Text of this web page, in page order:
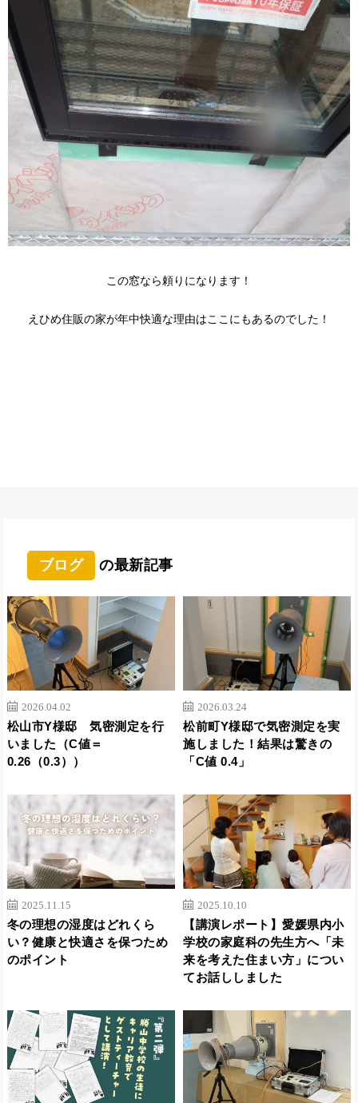
この窓なら頼りになります！
えひめ住販の家が年中快適な理由はここにもあるのでした！
ブログ の最新記事
2026.04.02
松山市Y様邸 気密測定を行
いました（C値＝
0.26（0.3））
2026.03.24
松前町Y様邸で気密測定を実
施しました！結果は驚きの
「C値 0.4」
2025.11.15
冬の理想の湿度はどれくら
い？健康と快適さを保つため
のポイント
2025.10.10
【講演レポート】愛媛県内小
学校の家庭科の先生方へ「未
来を考えた住まい方」につい
てお話ししました